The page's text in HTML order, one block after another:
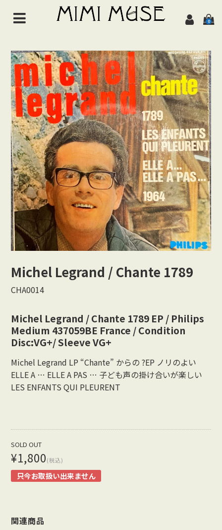
0
NEWS
ABOUT
ALL ITEMS
MUSIC
Chanson de jazz
Jazz
Brazil
Latin/World
Vocal
Japan
CONTACT
Michel Legrand / Chante 1789
CHA0014
Michel Legrand / Chante 1789 EP / Philips
Medium 437059BE France / Condition
Disc:VG+/ Sleeve VG+
Michel Legrand LP “Chante” からの ?EP ノリのよい
ELLE A … ELLE A PAS … 子ども声の掛け合いが楽しい
LES ENFANTS QUI PLEURENT
SOLD OUT
¥1,800(税込)
只今お取扱い出来ません
関連商品